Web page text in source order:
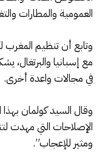
العمومية والمطارات
مع إسبانيا والبرتغال،
في مجالات واعدة أخرى.
وقال السيد كولمان
الإصلاحات التي مهدت
ومثير للإعجاب”.